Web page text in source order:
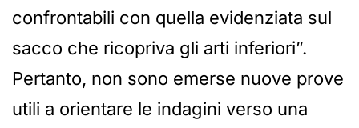
confrontabili con quella evidenziata sul
sacco che ricopriva gli arti inferiori”.
Pertanto, non sono emerse nuove prove
utili a orientare le indagini verso una